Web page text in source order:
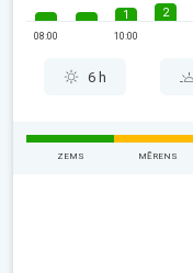
08:00
1
10:00
2
6 h
ZEMS MĒRENS